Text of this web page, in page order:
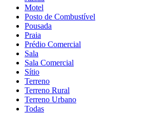
Motel
Posto de Combustível
Pousada
Praia
Prédio Comercial
Sala
Sala Comercial
Sítio
Terreno
Terreno Rural
Terreno Urbano
Todas